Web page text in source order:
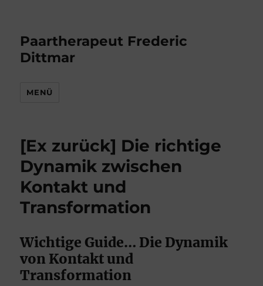
Paartherapeut Frederic
Dittmar
MENÜ
[Ex zurück] Die richtige
Dynamik zwischen
Kontakt und
Transformation
Wichtige Guide… Die Dynamik
von Kontakt und
Transformation